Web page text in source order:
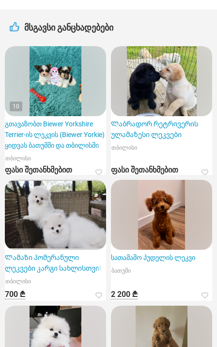
მსგავსი განცხადებები
10
გთავაზობთ Biewer Yorkshire
Terrier-ის ლეკვის (Biewer Yorkie)
ყიდვას ბათუმში და თბილისში.
თბილისი
ფასი შეთანხმებით
Ლაბრადორ რეტრივერის
ულამაზესი ლეკვები
თბილისი
ფასი შეთანხმებით
Ლამაზი პომერანული
ლეკვები კარგი სახლისთვის
თბილისი
700 ₾
სათამაშო პუდელის ლეკვი
ბათუმი
2 200 ₾